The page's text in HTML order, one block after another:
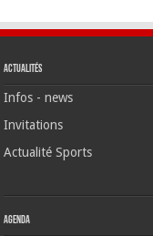
Actualités
Infos - news
Invitations
Actualité Sports
Agenda